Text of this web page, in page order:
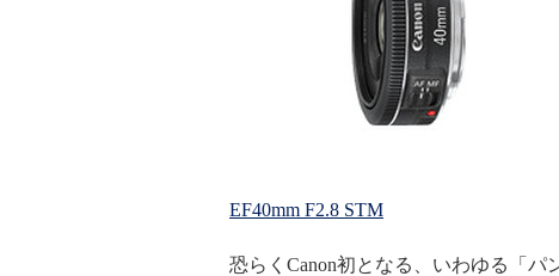
EF40mm F2.8 STM
恐らくCanon初となる、いわゆる「パ